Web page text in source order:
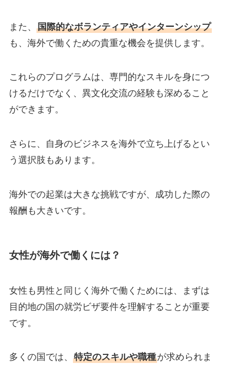
また、 国際的なボランティアやインターンシップ
も、海外で働くための貴重な機会を提供します。
これらのプログラムは、専門的なスキルを身につ
けるだけでなく、異文化交流の経験も深めること
ができます。
さらに、自身のビジネスを海外で立ち上げるとい
う選択肢もあります。
海外での起業は大きな挑戦ですが、成功した際の
報酬も大きいです。
女性が海外で働くには？
女性も男性と同じく海外で働くためには、まずは
目的地の国の就労ビザ要件を理解することが重要
です。
多くの国では、 特定のスキルや職種が求められま